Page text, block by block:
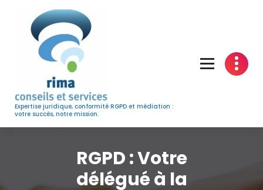
content
Expertise juridique, conformité RGPD et médiation :
votre succès, notre mission.
RGPD : Votre
délégué à la